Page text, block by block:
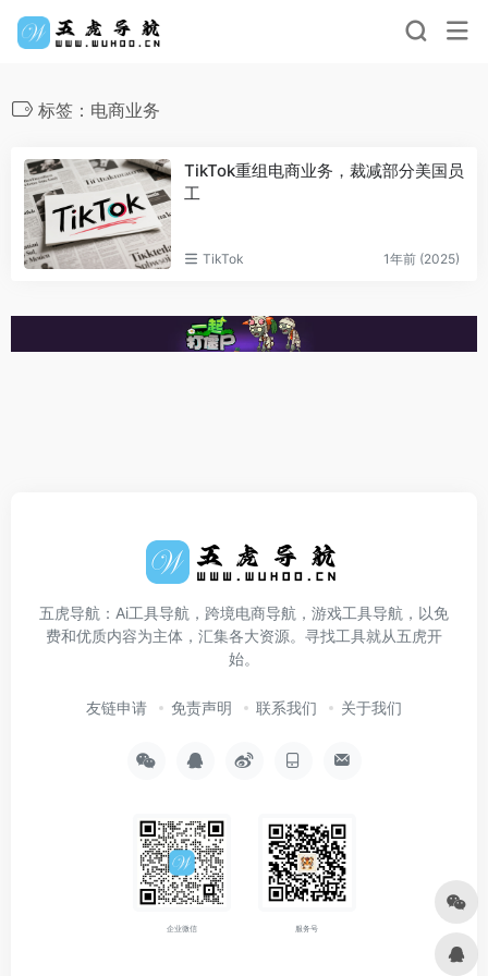
标签：电商业务
TikTok重组电商业务，裁减部分美国员
工
TikTok 1年前 (2025)
五虎导航：Ai工具导航，跨境电商导航，游戏工具导航，以免
费和优质内容为主体，汇集各大资源。寻找工具就从五虎开
始。
友链申请 免责声明 联系我们 关于我们
企业微信 服务号